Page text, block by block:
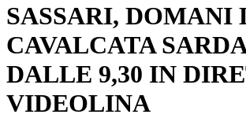
SASSARI, DOMANI
CAVALCATA
DALLE 9,30 IN
VIDEOLINA